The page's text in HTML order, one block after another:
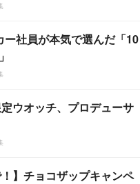
ー社員が本気で選んだ「10
定ウオッチ、プロデューサ
！】チョコザップキャンペ